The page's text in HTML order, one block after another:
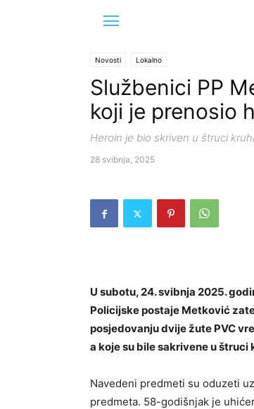
Novosti Lokalno
Službenici PP
koji je prenosio
Heroin je bio skriven u štruci
28 svibnja, 2025
U subotu, 24. svibnja 2025.
Policijske postaje Metković
posjedovanju dvije žute PVC
a koje su bile sakrivene u štruci
Navedeni predmeti su oduzeti
predmeta. 58-godišnjak je